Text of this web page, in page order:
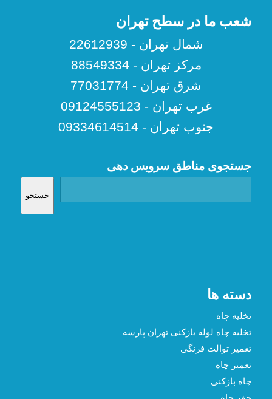
شعب ما در سطح تهران
شمال تهران - 22612939
مرکز تهران - 88549334
شرق تهران - 77031774
غرب تهران - 09124555123
جنوب تهران - 09334614514
جستجوی مناطق سرویس دهی
جستجو
دسته ها
تخلیه چاه
تخلیه چاه لوله بازکنی تهران پارسه
تعمیر توالت فرنگی
تعمیر چاه
چاه بازکنی